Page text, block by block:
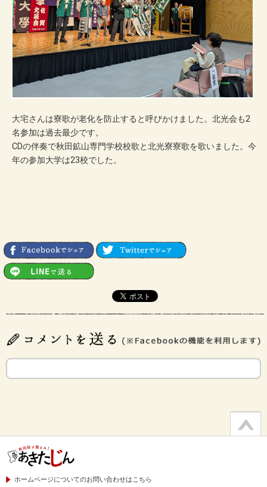
大宅さんは寮歌が老化を防止すると呼びかけました。北光会も2
名参加は過去最少です。
CDの伴奏で秋田鉱山専門学校校歌と北光寮寮歌を歌いました。今
年の参加大学は23校でした。
ホームページについてのお問い合わせはこちら